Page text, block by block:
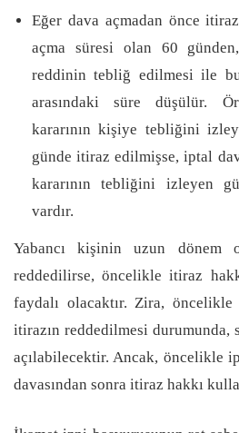
Eğer dava açmadan önce
açma süresi olan 60
reddinin tebliğ edilmesi ile
arasındaki süre düşülür.
kararının kişiye tebliğini
günde itiraz edilmişse, iptal
kararının tebliğini izleyen
vardır.
Yabancı kişinin uzun dönem
reddedilirse, öncelikle itiraz
faydalı olacaktır. Zira,
itirazın reddedilmesi durumunda,
açılabilecektir. Ancak, öncelikle
davasından sonra itiraz hakkı